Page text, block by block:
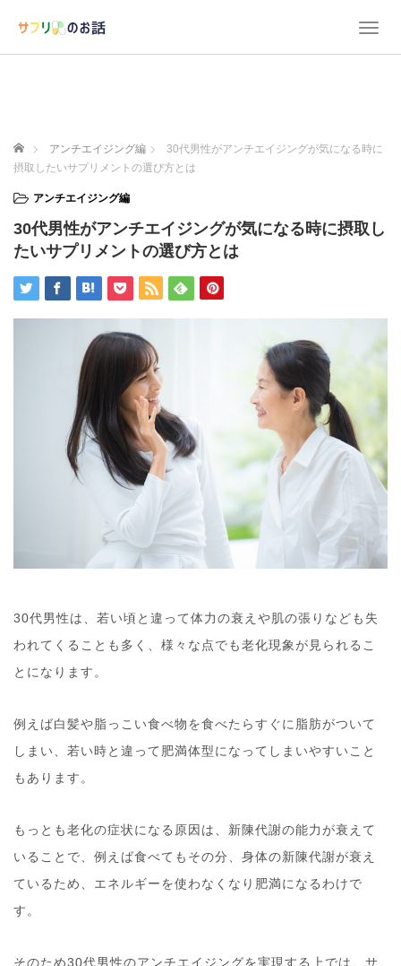
T
a
a
ホーム アンチエイジング編
30代男性がアンチエイジングが気になる時に
摂取したいサプリメントの選び方とは
アンチエイジング編
30代男性がアンチエイジングが気になる時に摂取し
たいサプリメントの選び方とは
30代男性は、若い頃と違って体力の衰えや肌の張りなども失
われてくることも多く、様々な点でも老化現象が見られるこ
とになります。
例えば白髪や脂っこい食べ物を食べたらすぐに脂肪がついて
しまい、若い時と違って肥満体型になってしまいやすいこと
もあります。
もっとも老化の症状になる原因は、新陳代謝の能力が衰えて
いることで、例えば食べてもその分、身体の新陳代謝が衰え
ているため、エネルギーを使わなくなり肥満になるわけで
す。
そのため30代男性のアンチエイジングを実現する上では、サ